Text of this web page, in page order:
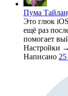
Пума
Это глюк
ещё раз
помогает
Настройки
Написано